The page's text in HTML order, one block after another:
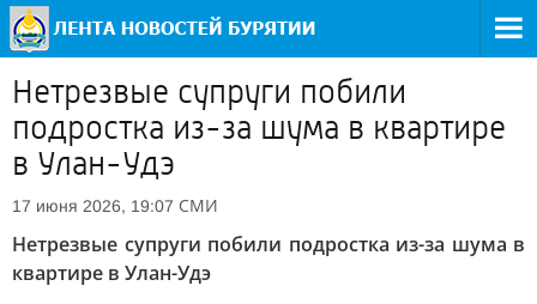
Нетрезвые супруги побили
подростка из-за шума в квартире
в Улан-Удэ
17 июня 2026, 19:07 СМИ
Нетрезвые супруги побили подростка из-за шума в
квартире в Улан-Удэ